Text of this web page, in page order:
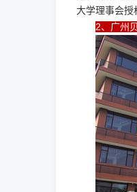
大学理事会授
2、广州